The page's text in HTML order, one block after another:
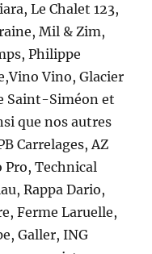
Le Chalet 123,
Mil & Zim,
Philippe
Vino, Glacier
Saint-Siméon et
que nos autres
Carrelages, AZ
Technical
Rappa Dario,
Ferme Laruelle,
Galler, ING